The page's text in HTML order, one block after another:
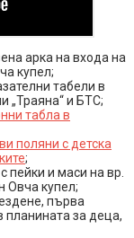
арка на входа на
купел;
табели в
„Траяна“ и БТС;
табла в
поляни с детска
;
пейки и маси на вр.
Овча купел;
първа
за деца,